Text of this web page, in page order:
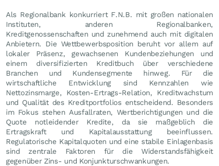
Als Regionalbank konkurriert F.N.B. mit großen nationalen
Instituten, anderen Regionalbanken,
Kreditgenossenschaften und zunehmend auch mit digitalen
Anbietern. Die Wettbewerbsposition beruht vor allem auf
lokaler Präsenz, gewachsenen Kundenbeziehungen und
einem diversifizierten Kreditbuch über verschiedene
Branchen und Kundensegmente hinweg. Für die
wirtschaftliche Entwicklung sind Kennzahlen wie
Nettozinsmarge, Kosten-Ertrags-Relation, Kreditwachstum
und Qualität des Kreditportfolios entscheidend. Besonders
im Fokus stehen Ausfallraten, Wertberichtigungen und die
Quote notleidender Kredite, da sie maßgeblich die
Ertragskraft und Kapitalausstattung beeinflussen.
Regulatorische Kapitalquoten und eine stabile Einlagenbasis
sind zentrale Faktoren für die Widerstandsfähigkeit
gegenüber Zins- und Konjunkturschwankungen.